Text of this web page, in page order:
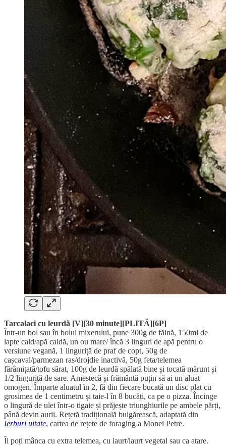
Tarcalaci cu leurdă [V][30 minute][PLITĂ][6P]
Într-un bol sau în bolul mixerului, pune 300g de făină, 150ml de
lapte cald/apă caldă, un ou mare/ încă 3 linguri de apă pentru o
versiune vegană, 1 linguriță de praf de copt, 50g de
cașcaval/parmezan ras/drojdie inactivă, 50g feta/telemea
fărâmițată/tofu sărat, 100g de leurdă spălată bine și tocată mărunt și
1/2 linguriță de sare. Amestecă și frământă puțin să ai un aluat
omogen. Împarte aluatul în 2, fă din fiecare bucată un disc plat cu
grosimea de 1 centimetru și taie-l în 8 bucăți, ca pe o pizza. Încinge
o lingură de ulei într-o tigaie și prăjește triunghiurile pe ambele părți,
până devin aurii. Rețetă tradițională bulgărească, adaptată din
Ierburi uitate, cartea de rețete de foraging a Monei Petre.
Îi poți mânca cu extra telemea, cu iaurt/iaurt vegetal sau ca atare.